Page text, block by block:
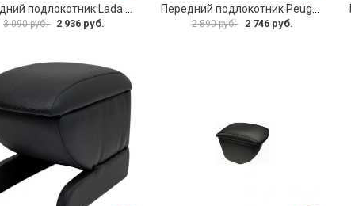
3 090 руб. 2 936 руб. 2 890 руб. 2 746 руб.